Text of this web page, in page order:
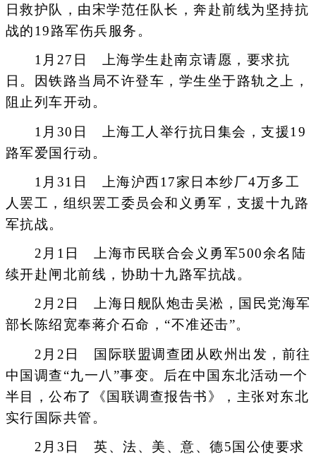
日救护队，由宋学范任队长，奔赴前线为坚持抗
战的19路军伤兵服务。
1月27日 上海学生赴南京请愿，要求抗
日。因铁路当局不许登车，学生坐于路轨之上，
阻止列车开动。
1月30日 上海工人举行抗日集会，支援19
路军爱国行动。
1月31日 上海沪西17家日本纱厂4万多工
人罢工，组织罢工委员会和义勇军，支援十九路
军抗战。
2月1日 上海市民联合会义勇军500余名陆
续开赴闸北前线，协助十九路军抗战。
2月2日 上海日舰队炮击吴淞，国民党海军
部长陈绍宽奉蒋介石命，“不准还击”。
2月2日 国际联盟调查团从欧州出发，前往
中国调查“九一八”事变。后在中国东北活动一个
半目，公布了《国联调查报告书》，主张对东北
实行国际共管。
2月3日 英、法、美、意、德5国公使要求